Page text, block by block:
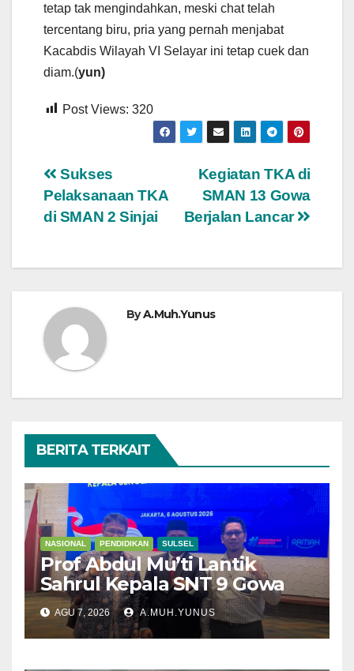
tetap tak mengindahkan, meski chat telah
tercentang biru, pria yang pernah menjabat
Kacabdis Wilayah VI Selayar ini tetap cuek dan
diam.(yun)
Post Views: 320
Navigasi
pos
Kegiatan TKA di
SMAN 13 Gowa
Berjalan Lancar
Sukses
Pelaksanaan TKA
di SMAN 2 Sinjai
ByA.Muh.Yunus
BERITA TERKAIT
NASIONAL PENDIDIKAN SULSEL
Prof Abdul Mu’ti Lantik
Sahrul Kepala SNT 9 Gowa
AGU 7, 2026 A.MUH.YUNUS